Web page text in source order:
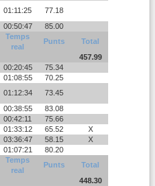
01:11:25
77.18
00:50:47
85.00
Temps
real
Punts
Total
457.99
00:20:45
75.34
01:08:55
70.25
01:12:34
73.45
00:38:55
83.08
00:42:11
75.66
01:33:12 65.52
X
03:36:47 58.15
X
01:07:21
80.20
Temps
real
Punts
Total
448.30